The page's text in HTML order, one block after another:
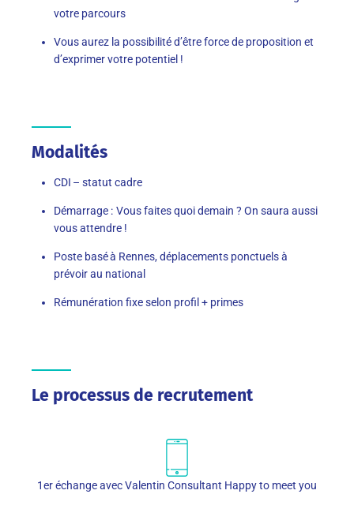
votre parcours
Vous aurez la possibilité d’être force de proposition et
d’exprimer votre potentiel !
Modalités
CDI – statut cadre
Démarrage : Vous faites quoi demain ? On saura aussi
vous attendre !
Poste basé à Rennes, déplacements ponctuels à
prévoir au national
Rémunération fixe selon profil + primes
Le processus de recrutement
1er échange avec Valentin Consultant Happy to meet you